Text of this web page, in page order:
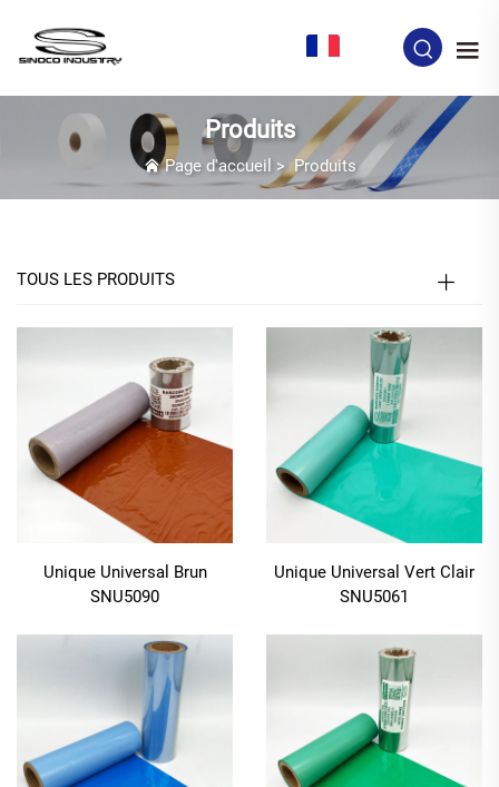
Produits
Page d'accueil >Produits
TOUS LES PRODUITS
Unique Universal Brun
SNU5090
Unique Universal Vert Clair
SNU5061